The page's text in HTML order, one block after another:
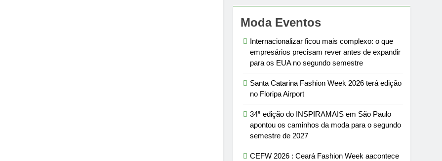
Moda Eventos
Internacionalizar ficou mais complexo: o que
empresários precisam rever antes de expandir
para os EUA no segundo semestre
Santa Catarina Fashion Week 2026 terá edição
no Floripa Airport
34ª edição do INSPIRAMAIS em São Paulo
apontou os caminhos da moda para o segundo
semestre de 2027
CEFW 2026 : Ceará Fashion Week aacontece